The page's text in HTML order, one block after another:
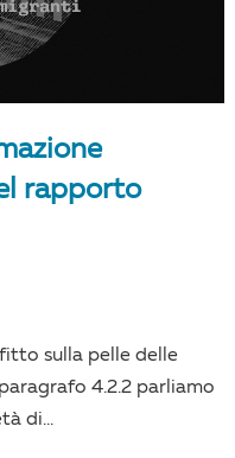
rapporto
sulla pelle delle
4.2.2 parliamo
di...